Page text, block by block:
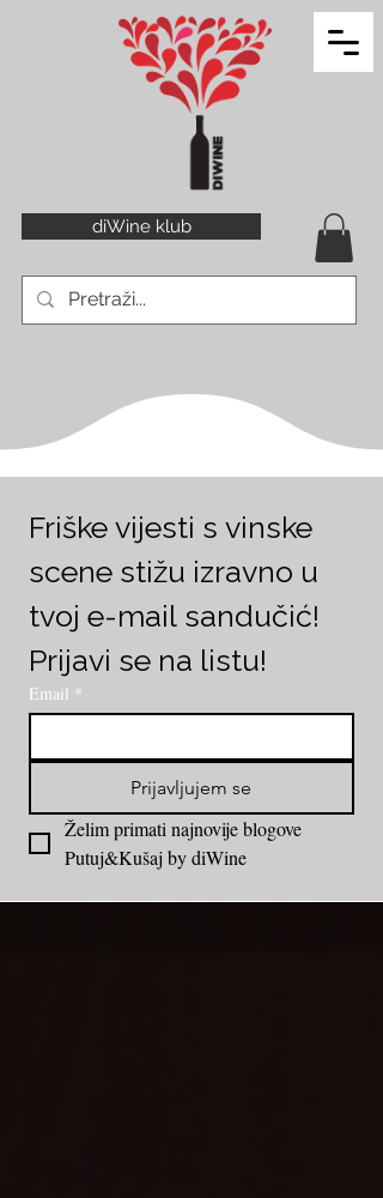
diWine klub
Friške vijesti s vinske
scene stižu izravno u
tvoj e-mail sandučić!
Prijavi se na listu!
Email *
Prijavljujem se
Želim primati najnovije blogove
Putuj&Kušaj by diWine